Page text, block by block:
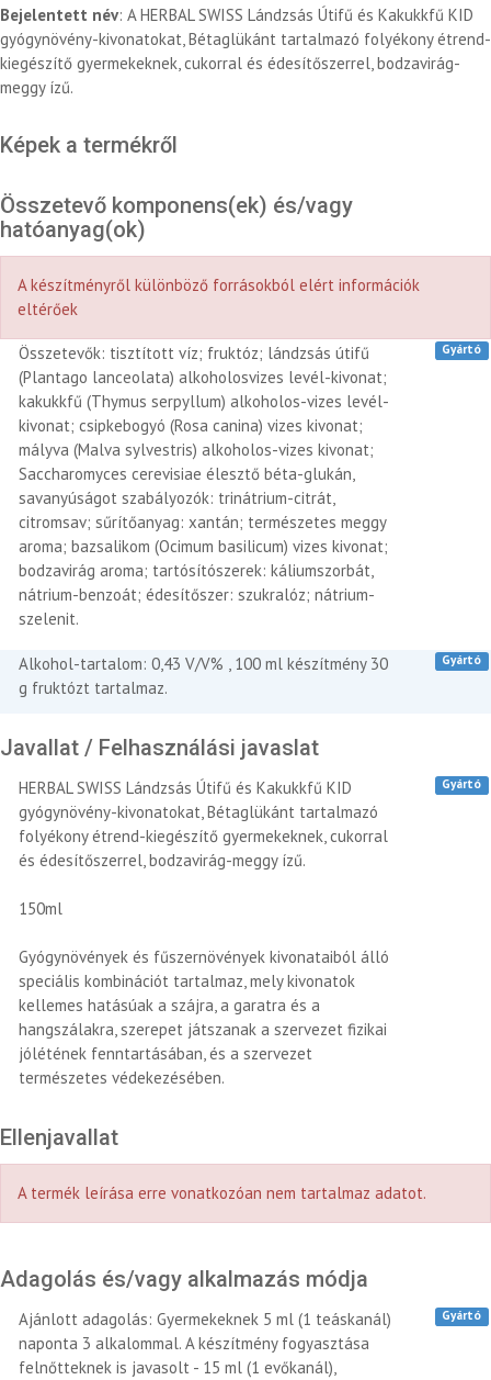
Bejelentett név: A HERBAL SWISS Lándzsás Útifű és Kakukkfű KID
gyógynövény-kivonatokat, Bétaglükánt tartalmazó folyékony étrend-
kiegészítő gyermekeknek, cukorral és édesítőszerrel, bodzavirág-
meggy ízű.
Képek a termékről
Összetevő komponens(ek) és/vagy
hatóanyag(ok)
A készítményről különböző forrásokból elért információk
eltérőek
Összetevők: tisztított víz; fruktóz; lándzsás útifű
(Plantago lanceolata) alkoholosvizes levél-kivonat;
kakukkfű (Thymus serpyllum) alkoholos-vizes levél-
kivonat; csipkebogyó (Rosa canina) vizes kivonat;
mályva (Malva sylvestris) alkoholos-vizes kivonat;
Saccharomyces cerevisiae élesztő béta-glukán,
savanyúságot szabályozók: trinátrium-citrát,
citromsav; sűrítőanyag: xantán; természetes meggy
aroma; bazsalikom (Ocimum basilicum) vizes kivonat;
bodzavirág aroma; tartósítószerek: káliumszorbát,
nátrium-benzoát; édesítőszer: szukralóz; nátrium-
szelenit.
Gyártó
Alkohol-tartalom: 0,43 V/V% , 100 ml készítmény 30
g fruktózt tartalmaz.
Gyártó
Javallat / Felhasználási javaslat
HERBAL SWISS Lándzsás Útifű és Kakukkfű KID
gyógynövény-kivonatokat, Bétaglükánt tartalmazó
folyékony étrend-kiegészítő gyermekeknek, cukorral
és édesítőszerrel, bodzavirág-meggy ízű.
150ml
Gyógynövények és fűszernövények kivonataiból álló
speciális kombinációt tartalmaz, mely kivonatok
kellemes hatásúak a szájra, a garatra és a
hangszálakra, szerepet játszanak a szervezet fizikai
jólétének fenntartásában, és a szervezet
természetes védekezésében.
Gyártó
Ellenjavallat
A termék leírása erre vonatkozóan nem tartalmaz adatot.
Adagolás és/vagy alkalmazás módja
Ajánlott adagolás: Gyermekeknek 5 ml (1 teáskanál)
naponta 3 alkalommal. A készítmény fogyasztása
felnőtteknek is javasolt - 15 ml (1 evőkanál),
Gyártó